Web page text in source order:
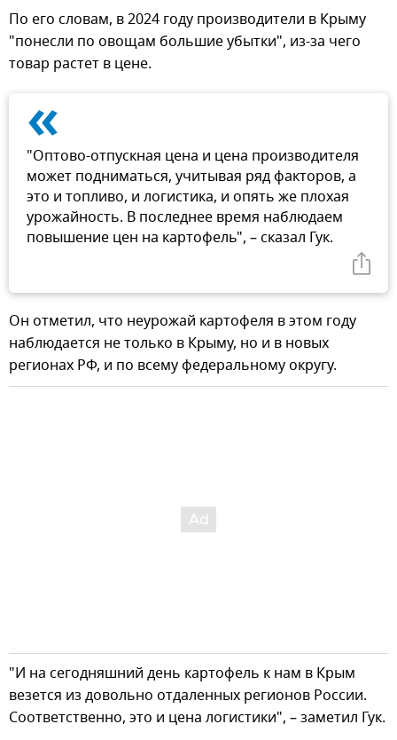
По его словам, в 2024 году производители в Крыму
"понесли по овощам большие убытки", из-за чего
товар растет в цене.
«
"Оптово-отпускная цена и цена производителя
может подниматься, учитывая ряд факторов, а
это и топливо, и логистика, и опять же плохая
урожайность. В последнее время наблюдаем
повышение цен на картофель", – сказал Гук.
Он отметил, что неурожай картофеля в этом году
наблюдается не только в Крыму, но и в новых
регионах РФ, и по всему федеральному округу.
"И на сегодняшний день картофель к нам в Крым
везется из довольно отдаленных регионов России.
Соответственно, это и цена логистики", – заметил Гук.